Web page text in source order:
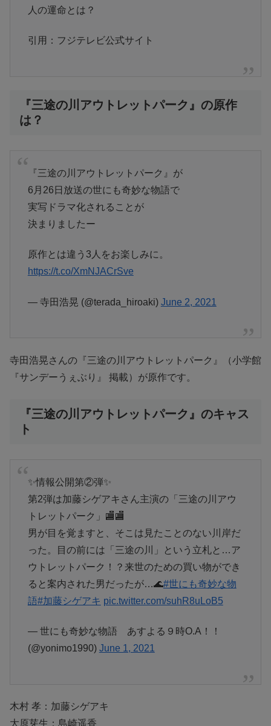
人の運命とは？
引用：フジテレビ公式サイト
『三途の川アウトレットパーク』の原作
は？
『三途の川アウトレットパーク』が
6月26日放送の世にも奇妙な物語で
実写ドラマ化されることが
決まりましたー
原作とは違う3人をお楽しみに。
https://t.co/XmNJACrSve
— 寺田浩晃 (@terada_hiroaki) June 2, 2021
寺田浩晃さんの『三途の川アウトレットパーク』（小学館
『サンデーうぇぶり』 掲載）が原作です。
『三途の川アウトレットパーク』のキャス
ト
✨情報公開第②弾✨
第2弾は加藤シゲアキさん主演の「三途の川アウ
トレットパーク」🏬🏬
男が目を覚ますと、そこは見たことのない川岸だ
った。目の前には「三途の川」という立札と…ア
ウトレットパーク！？来世のための買い物ができ
ると案内された男だったが…🌊#世にも奇妙な物
語#加藤シゲアキ pic.twitter.com/suhR8uLoB5
— 世にも奇妙な物語 あすよる９時O.A！！
(@yonimo1990) June 1, 2021
木村 孝：加藤シゲアキ
大原芽生：島崎遥香